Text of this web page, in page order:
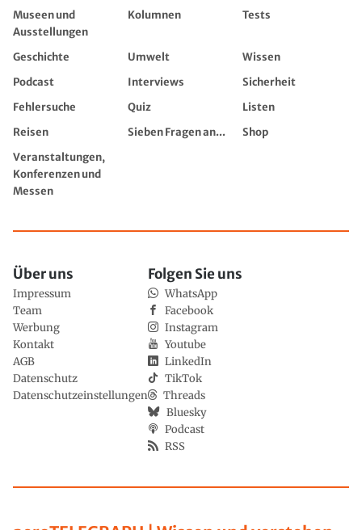
Museen und
Ausstellungen
Kolumnen Tests
Geschichte Umwelt
Wissen
Podcast
Interviews
Sicherheit
Fehlersuche
Quiz
Listen
Reisen
Sieben Fragen an...
Shop
Veranstaltungen,
Konferenzen und
Messen
Über uns
Impressum
Team
Werbung
Kontakt
AGB
Datenschutz
Datenschutzeinstellungen
Folgen Sie uns
WhatsApp
Facebook
Instagram
Youtube
LinkedIn
TikTok
Threads
Bluesky
Podcast
RSS